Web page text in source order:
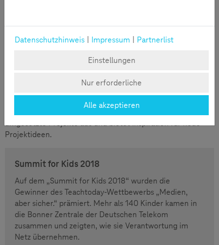
Unsere Preisträger 2014
Den spannendsten Projekten bietet „Medien, aber sicher.“
eine Plattform. Der Wettbewerb zeichnet erfolgreich
umgesetzte Projekte aus und bietet Inspiration für neue
Projektideen.
Summit for Kids 2018
Auf dem „Summit for Kids 2018“ wurden die
Gewinner des Teachtoday-Wettbewerbs „Medien,
aber sicher.“ prämiert. Mehr als 140 Kinder kamen in
die Bonner Zentrale der Deutschen Telekom
zusammen und zeigten, wie sie Verantwortung im
Netz übernehmen.
Datenschutzhinweis Impressum
Partnerlist
Einstellungen
Nur erforderliche
Alle akzeptieren